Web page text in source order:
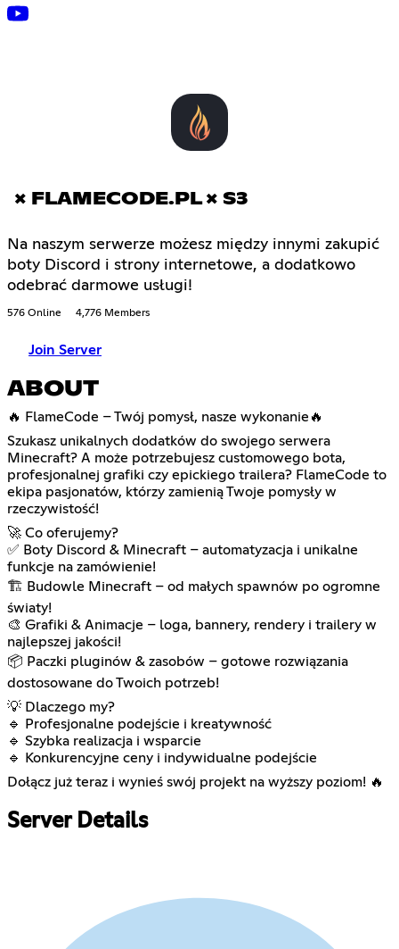
× FLAMECODE.PL × S3
Na naszym serwerze możesz między innymi zakupić
boty Discord i strony internetowe, a dodatkowo
odebrać darmowe usługi!
576 Online 4,776 Members
Join Server
ABOUT
🔥 FlameCode – Twój pomysł, nasze wykonanie🔥
Szukasz unikalnych dodatków do swojego serwera
Minecraft? A może potrzebujesz customowego bota,
profesjonalnej grafiki czy epickiego trailera? FlameCode to
ekipa pasjonatów, którzy zamienią Twoje pomysły w
rzeczywistość!
🚀 Co oferujemy?
✅ Boty Discord & Minecraft – automatyzacja i unikalne
funkcje na zamówienie!
🏗️ Budowle Minecraft – od małych spawnów po ogromne
światy!
🎨 Grafiki & Animacje – loga, bannery, rendery i trailery w
najlepszej jakości!
📦 Paczki pluginów & zasobów – gotowe rozwiązania
dostosowane do Twoich potrzeb!
💡 Dlaczego my?
🔹 Profesjonalne podejście i kreatywność
🔹 Szybka realizacja i wsparcie
🔹 Konkurencyjne ceny i indywidualne podejście
Dołącz już teraz i wynieś swój projekt na wyższy poziom! 🔥
Server Details